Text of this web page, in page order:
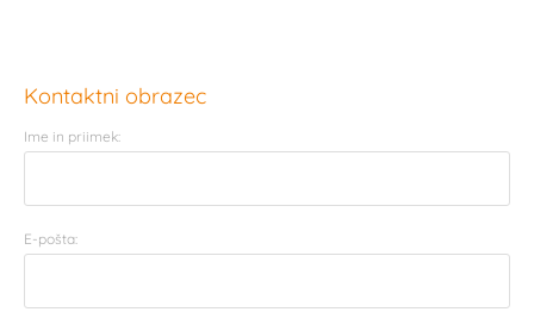
Kontaktni obrazec
Ime in priimek:
E-pošta: